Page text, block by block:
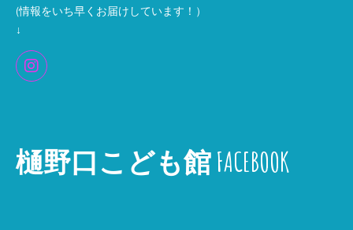
(情報をいち早くお届けしています！）
↓
樋野口こども館 FACEBOOK